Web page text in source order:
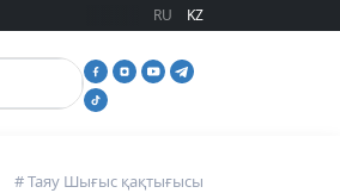
RU KZ
# Таяу Шығыс қақтығысы